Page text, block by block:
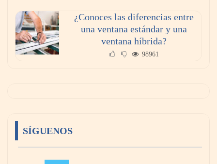
¿Conoces las diferencias entre
una ventana estándar y una
ventana híbrida?
98961
SÍGUENOS